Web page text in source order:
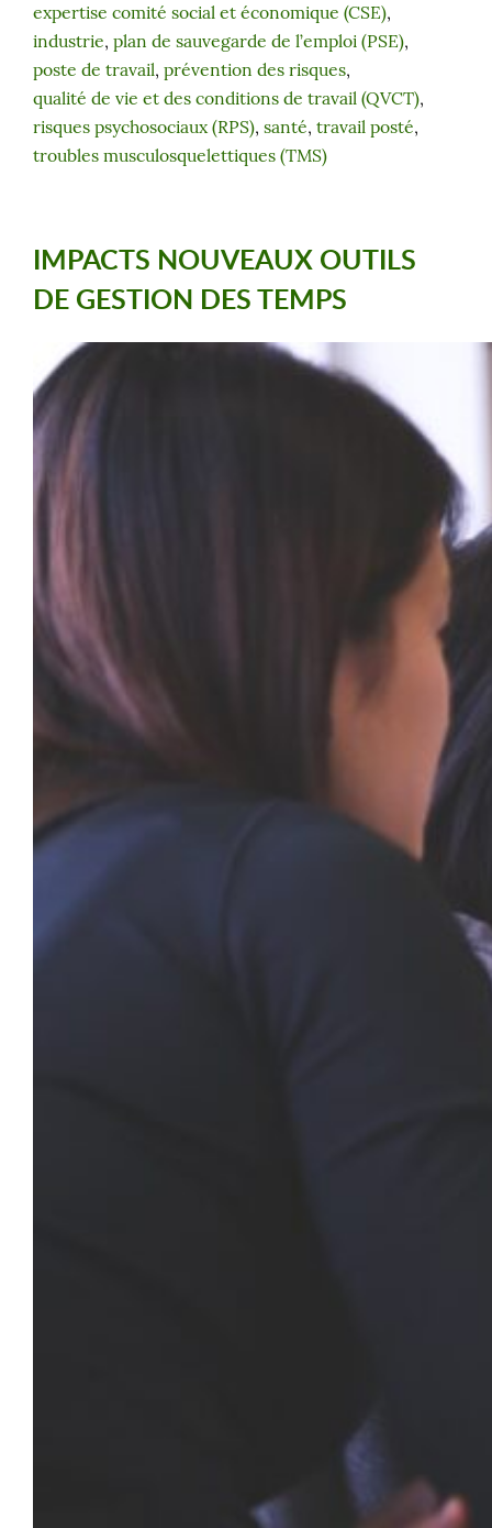
expertise comité social et économique (CSE),
industrie, plan de sauvegarde de l’emploi (PSE),
poste de travail, prévention des risques,
qualité de vie et des conditions de travail (QVCT),
risques psychosociaux (RPS), santé, travail posté,
troubles musculosquelettiques (TMS)
IMPACTS NOUVEAUX OUTILS
DE GESTION DES TEMPS